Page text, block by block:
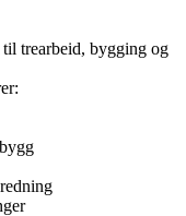
trearbeid, bygging og